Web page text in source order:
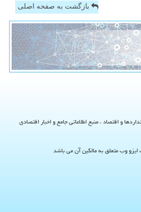
بازگشت به صفحه اصلی
و اقتصاد ، منبع اطلاعاتی جامع و اخبار اقتصادی